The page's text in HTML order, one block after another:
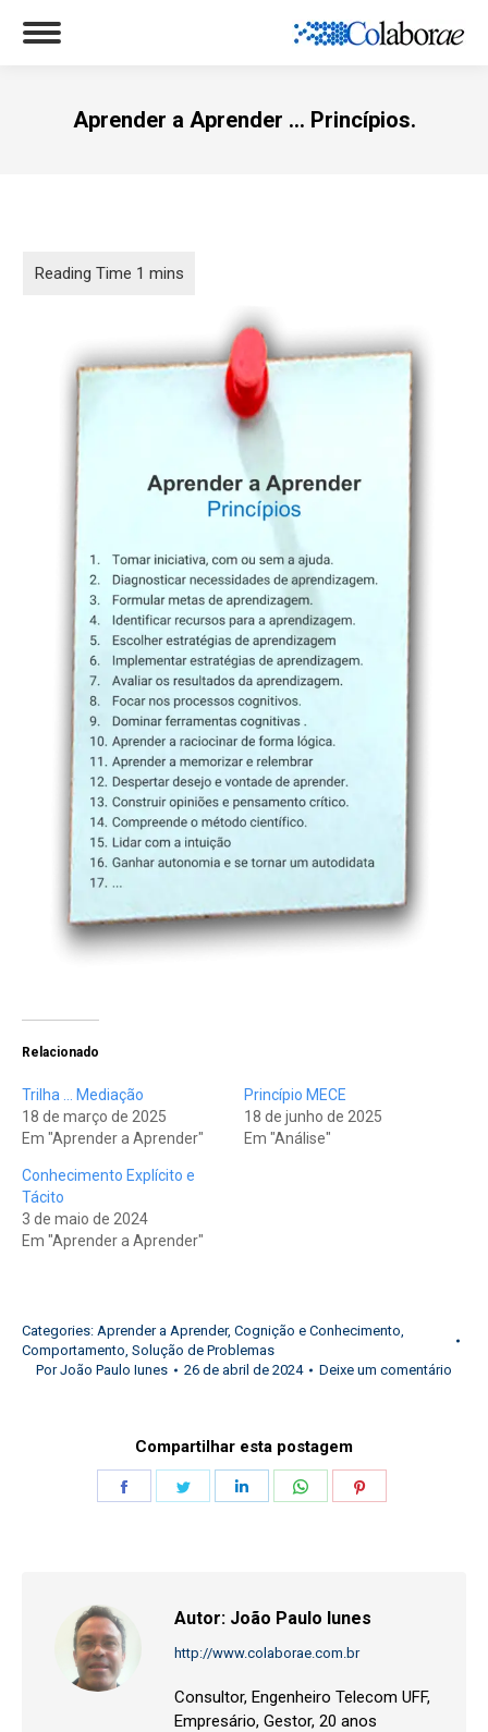
Aprender a Aprender … Princípios.
Relacionado
Trilha … Mediação
18 de março de 2025
Em "Aprender a Aprender"
Princípio MECE
18 de junho de 2025
Em "Análise"
Conhecimento Explícito e
Tácito
3 de maio de 2024
Em "Aprender a Aprender"
Categories: Aprender a Aprender, Cognição e Conhecimento,
Comportamento, Solução de Problemas
PorJoão Paulo Iunes 26 de abril de 2024 Deixe um comentário
Compartilhar esta postagem
Autor: João Paulo Iunes
http://www.colaborae.com.br
Consultor, Engenheiro Telecom UFF,
Empresário, Gestor, 20 anos